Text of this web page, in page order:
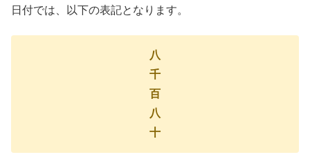
日付では、以下の表記となります。
八
千
百
八
十